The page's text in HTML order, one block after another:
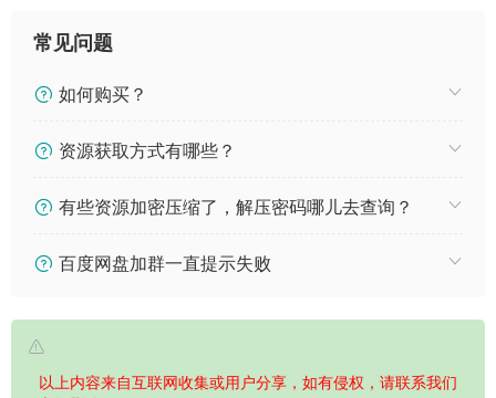
常见问题
如何购买？
资源获取方式有哪些？
有些资源加密压缩了，解压密码哪儿去查询？
百度网盘加群一直提示失败
以上内容来自互联网收集或用户分享，如有侵权，请联系我们